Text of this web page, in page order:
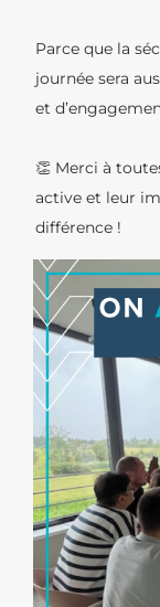
Parce que la
journée sera
et
👏 Merci à
active et leur
différence !